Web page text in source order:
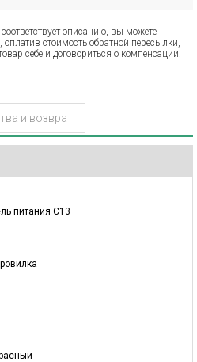
описанию, вы можете
оплатив стоимость обратной пересылки,
себе и договориться о компенсации.
и возврат
питания C13